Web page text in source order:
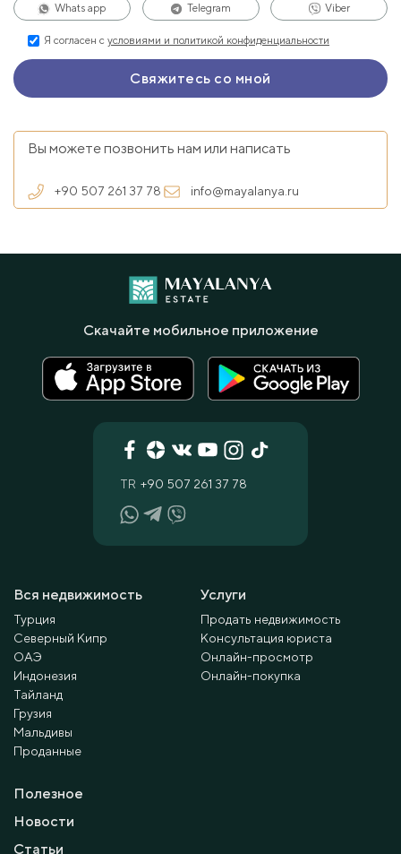
Whats app Telegram Viber
Я согласен с условиями и политикой конфиденциальности
Вы можете позвонить нам или написать
+90 507 261 37 78 info@mayalanya.ru
Вся недвижимость
Турция
Северный Кипр
ОАЭ
Индонезия
Тайланд
Грузия
Мальдивы
Проданные
Услуги
Продать недвижимость
Консультация юриста
Онлайн-просмотр
Онлайн-покупка
Полезное
Новости
Статьи
TR +90 507 261 37 78
Скачайте мобильное приложение